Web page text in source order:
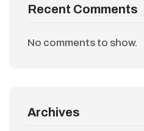
Recent Comments
No comments to show.
Archives